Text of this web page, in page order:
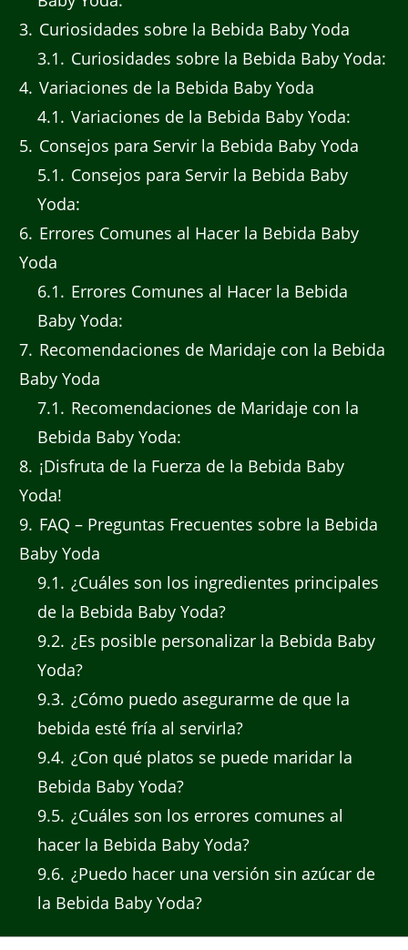
3 Curiosidades sobre la Bebida Baby Yoda
3.1
Curiosidades sobre la Bebida Baby Yoda:
4 Variaciones de la Bebida Baby Yoda
4.1
Variaciones de la Bebida Baby Yoda:
5 Consejos para Servir la Bebida Baby Yoda
5.1
Consejos para Servir la Bebida Baby
Yoda:
6 Errores Comunes al Hacer la Bebida Baby
Yoda
6.1
Errores Comunes al Hacer la Bebida
Baby Yoda:
7 Recomendaciones de Maridaje con la Bebida
Baby Yoda
7.1
Recomendaciones de Maridaje con la
Bebida Baby Yoda:
8 ¡Disfruta de la Fuerza de la Bebida Baby
Yoda!
9 FAQ – Preguntas Frecuentes sobre la Bebida
Baby Yoda
9.1
¿Cuáles son los ingredientes principales
de la Bebida Baby Yoda?
9.2 ¿Es posible personalizar la Bebida Baby
Yoda?
9.3 ¿Cómo puedo asegurarme de que la
bebida esté fría al servirla?
9.4 ¿Con qué platos se puede maridar la
Bebida Baby Yoda?
9.5 ¿Cuáles son los errores comunes al
hacer la Bebida Baby Yoda?
9.6 ¿Puedo hacer una versión sin azúcar de
la Bebida Baby Yoda?